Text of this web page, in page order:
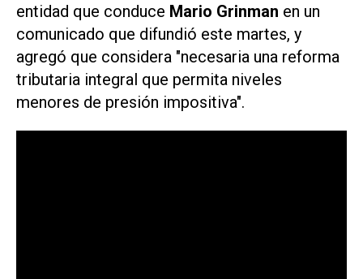
entidad que conduce Mario Grinman en un
comunicado que difundió este martes, y
agregó que considera "necesaria una reforma
tributaria integral que permita niveles
menores de presión impositiva".